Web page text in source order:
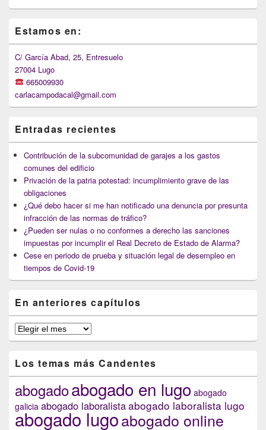
Sidebar
Widget
Area
Estamos en:
C/ García Abad, 25, Entresuelo
27004 Lugo
665009930
carlacampodacal@gmail.com
Entradas recientes
Contribución de la subcomunidad de garajes a los gastos
comunes del edificio
Privación de la patria potestad: incumplimiento grave de las
obligaciones
¿Qué debo hacer si me han notificado una denuncia por presunta
infracción de las normas de tráfico?
¿Pueden ser nulas o no conformes a derecho las sanciones
impuestas por incumplir el Real Decreto de Estado de Alarma?
Cese en periodo de prueba y situación legal de desempleo en
tiempos de Covid-19
En anteriores capítulos
En
anteriores
Los temas más Candentes
abogadoabogado en lugo abogado
galicia abogado laboralistaabogado laboralista lugo
abogado lugoabogado online